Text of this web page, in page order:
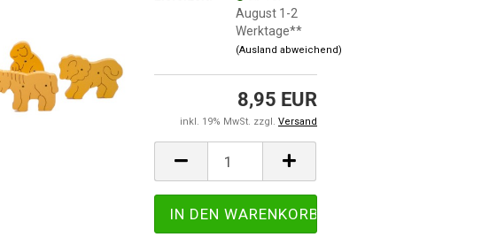
August 1-2
Werktage**
(Ausland abweichend)
8,95 EUR
inkl. 19% MwSt. zzgl. Versand